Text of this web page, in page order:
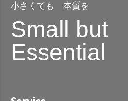
小さくても 本質を
Small but
Essential